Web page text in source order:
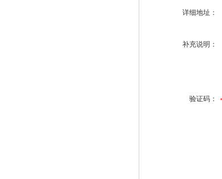
详细地址：
补充说明：
验证码：